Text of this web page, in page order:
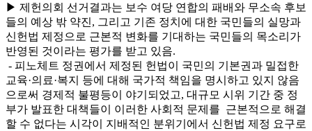
▶ 제헌의회 선거결과는 보수 여당 연합의 패배와 무소속 후보
들의 예상 밖 약진, 그리고 기존 정치에 대한 국민들의 실망과
신헌법 제정으로 근본적 변화를 기대하는 국민들의 목소리가
반영된 것이라는 평가를 받고 있음.
- 피노체트 정권에서 제정된 헌법이 국민의 기본권과 밀접한
교육·의료·복지 등에 대해 국가적 책임을 명시하고 있지 않음
으로써 경제적 불평등이 야기되었고, 대규모 시위 기간 중 정
부가 발표한 대책들이 이러한 사회적 문제를 근본적으로 해결
할 수 없다는 시각이 지배적인 분위기에서 신헌법 제정 요구로